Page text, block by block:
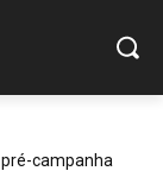
campanha